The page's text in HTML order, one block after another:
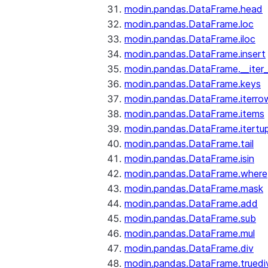
modin.pandas.DataFrame.head
modin.pandas.DataFrame.loc
modin.pandas.DataFrame.iloc
modin.pandas.DataFrame.insert
modin.pandas.DataFrame.__iter__
modin.pandas.DataFrame.keys
modin.pandas.DataFrame.items
modin.pandas.DataFrame.tail
modin.pandas.DataFrame.isin
modin.pandas.DataFrame.where
modin.pandas.DataFrame.mask
modin.pandas.DataFrame.add
modin.pandas.DataFrame.sub
modin.pandas.DataFrame.mul
modin.pandas.DataFrame.div